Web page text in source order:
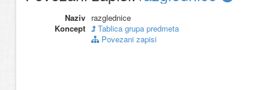
Naziv razglednice
Koncept
Tablica grupa predmeta
Povezani zapisi